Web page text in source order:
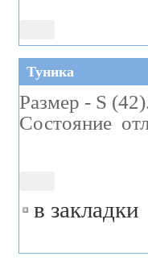
Туника
Размер - S
Состояние
в закладки